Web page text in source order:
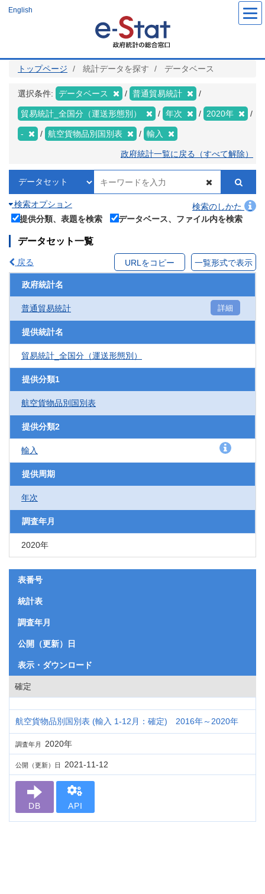
ツ
English
トップページ 統計データを探す データベース
選択条件: データベース 普通貿易統計
貿易統計_全国分（運送形態別） 年次 2020年
- 航空貨物品別国別表 輸入
政府統計一覧に戻る（すべて解除）
検索オプション
検索のしかた
提供分類、表題を検索
データベース、ファイル内を検索
データセット一覧
戻る URLをコピー 一覧形式で表示
政府統計名
普通貿易統計 詳細
提供統計名
貿易統計_全国分（運送形態別）
提供分類1
航空貨物品別国別表
提供分類2
輸入
提供周期
年次
調査年月
2020年
表番号
統計表
調査年月
公開（更新）日
表示・ダウンロード
確定
航空貨物品別国別表 (輸入 1-12月：確定) 2016年～2020年
調査年月 2020年
公開（更新）日 2021-11-12
DB API